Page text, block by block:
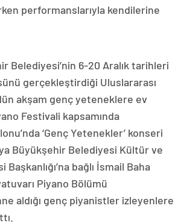
performanslarıyla kendilerine
Belediyesi’nin 6-20 Aralık tarihleri
gerçekleştirdiği Uluslararası
akşam genç yeteneklere ev
Festivali kapsamında
‘Genç Yetenekler’ konseri
Büyükşehir Belediyesi Kültür ve
bağlı İsmail Baha
Piyano Bölümü
aldığı genç piyanistler izleyenlere